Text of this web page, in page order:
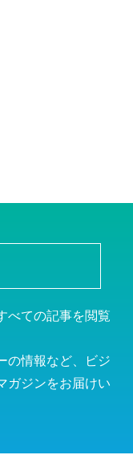
べての記事を閲覧
の情報など、ビジ
ガジンをお届けい